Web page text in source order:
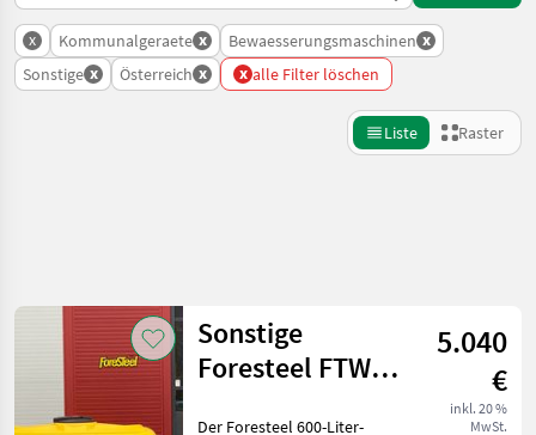
x Kommunalgeraete x Bewaesserungsmaschinen x
Sonstige x Österreich x x alle Filter löschen
Liste Raster
Kategorie 4 Land
AKTUELLER
Zurücksetzen
Ergebnisse
Sonstige
Foresteel FTW-
5.040
€
inkl. 20 %
MwSt.
Der Foresteel 600-Liter-